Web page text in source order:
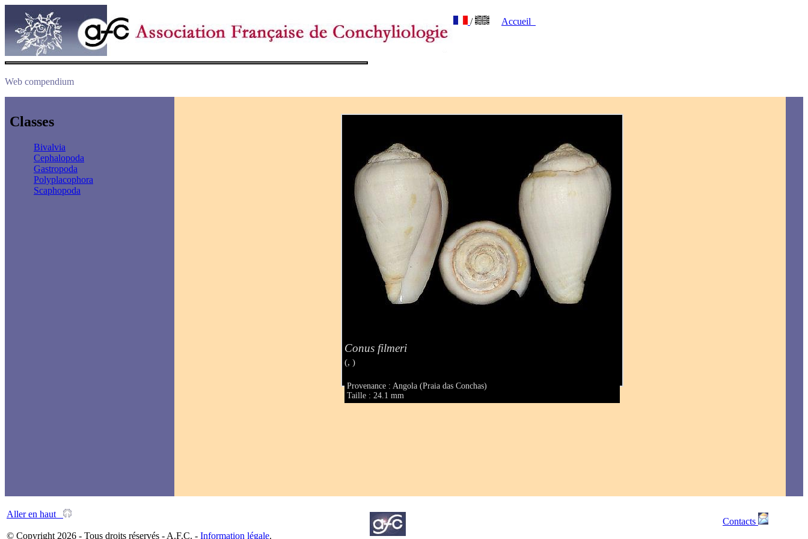
/ Accueil
Web compendium
Classes
Bivalvia
Cephalopoda
Gastropoda
Polyplacophora
Scaphopoda
Conus filmeri
(, )
Provenance : Angola (Praia das Conchas)
Taille : 24.1 mm
Aller en haut
© Copyright 2026 - Tous droits réservés - A.F.C. - Information légale.
Contacts